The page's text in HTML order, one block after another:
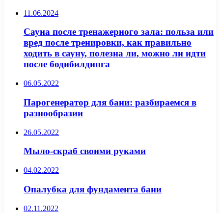
11.06.2024
Сауна после тренажерного зала: польза или
вред после тренировки, как правильно
ходить в сауну, полезна ли, можно ли идти
после бодибилдинга
06.05.2022
Парогенератор для бани: разбираемся в
разнообразии
26.05.2022
Мыло-скраб своими руками
04.02.2022
Опалубка для фундамента бани
02.11.2022